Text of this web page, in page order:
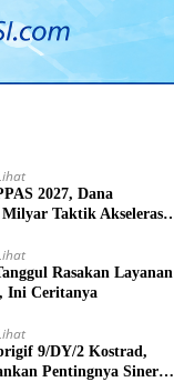
2027, Dana
Milyar Taktik Akselerasi
Rasakan Layanan
Ini Ceritanya
9/DY/2 Kostrad,
Pentingnya Sinergi